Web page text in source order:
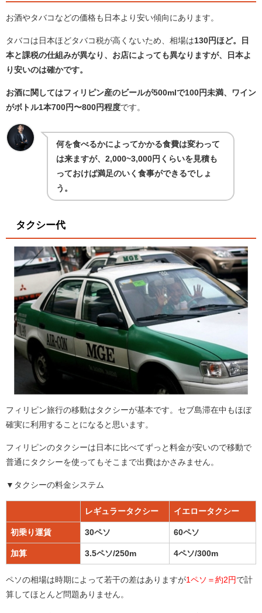
お酒やタバコなどの価格も日本より安い傾向にあります。
タバコは日本ほどタバコ税が高くないため、相場は130円ほど。日
本と課税の仕組みが異なり、お店によっても異なりますが、日本よ
り安いのは確かです。
お酒に関してはフィリピン産のビールが500mlで100円未満、ワイン
がボトル1本700円〜800円程度です。
何を食べるかによってかかる食費は変わって
は来ますが、2,000~3,000円くらいを見積も
っておけば満足のいく食事ができるでしょ
う。
タクシー代
フィリピン旅行の移動はタクシーが基本です。セブ島滞在中もほぼ
確実に利用することになると思います。
フィリピンのタクシーは日本に比べてずっと料金が安いので移動で
普通にタクシーを使ってもそこまで出費はかさみません。
▼タクシーの料金システム
レギュラータクシー イエロータクシー
初乗り運賃 30ペソ 60ペソ
加算 3.5ペソ/250m 4ペソ/300m
ペソの相場は時期によって若干の差はありますが1ペソ＝約2円 で計
算してほとんど問題ありません。